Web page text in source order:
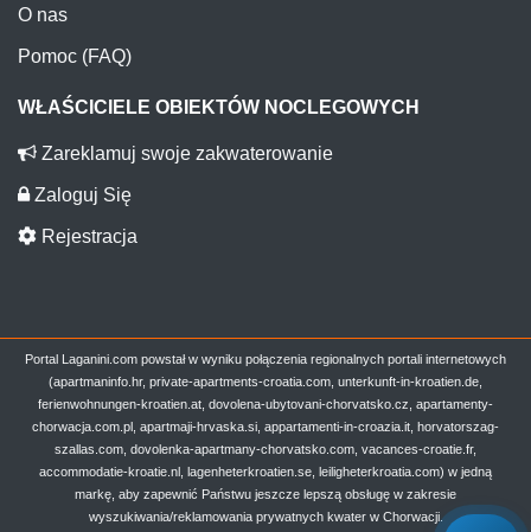
O nas
Pomoc (FAQ)
WŁAŚCICIELE OBIEKTÓW NOCLEGOWYCH
Zareklamuj swoje zakwaterowanie
Zaloguj Się
Rejestracja
Portal Laganini.com powstał w wyniku połączenia regionalnych portali internetowych
(apartmaninfo.hr, private-apartments-croatia.com, unterkunft-in-kroatien.de,
ferienwohnungen-kroatien.at, dovolena-ubytovani-chorvatsko.cz, apartamenty-
chorwacja.com.pl, apartmaji-hrvaska.si, appartamenti-in-croazia.it, horvatorszag-
szallas.com, dovolenka-apartmany-chorvatsko.com, vacances-croatie.fr,
accommodatie-kroatie.nl, lagenheterkroatien.se, leiligheterkroatia.com) w jedną
markę, aby zapewnić Państwu jeszcze lepszą obsługę w zakresie
wyszukiwania/reklamowania prywatnych kwater w Chorwacji.